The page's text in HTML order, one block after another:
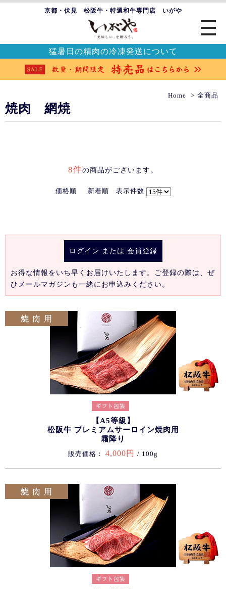
京都・伏見 松阪牛・特選和牛専門店 いがや
猛暑日の精肉の冷凍発送について
Home 全商品
焼肉 網焼
8件の商品がございます。
価格順 新着順 表示件数
ログイン または 会員登録
お得な情報をいち早くお届けいたします。ご登録の際は、ぜ
ひメールマガジンも一緒にお申込みください。
【A5等級】
松阪牛 プレミアムサーロイン焼肉用
霜降り
販売価格： 4,000円 / 100g